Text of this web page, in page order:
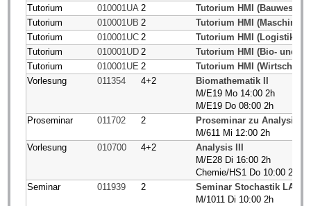
Tutorium
010001UA 2
Tutorium HMI (Bauwesen)
Tutorium
010001UB 2
Tutorium HMI
Tutorium
010001UC 2
Tutorium HMI (Logistik)
Tutorium
010001UD 2
Tutorium HMI (Bio- und
Tutorium
010001UE 2
Tutorium HMI
Vorlesung
011354 4+2
Biomathematik II
M/E19 Mo 14:00 2h
M/E19 Do 08:00 2h
Proseminar
011702 2
Proseminar zu Analysis I/
M/611 Mi 12:00 2h
Vorlesung
010700 4+2
Analysis III
M/E28 Di 16:00 2h
Chemie/HS1 Do 10:00 2h
Seminar
011939 2
Seminar Stochastik LA
M/1011 Di 10:00 2h